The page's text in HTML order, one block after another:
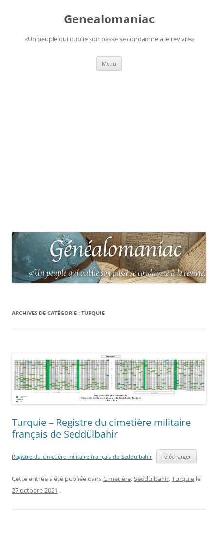
Genealomaniac
«Un peuple qui oublie son passé se condamne à le revivre»
Menu
ARCHIVES DE CATÉGORIE : TURQUIE
Turquie – Registre du cimetière militaire
français de Seddülbahir
Registre-du-cimetière-militaire-français-de-Seddülbahir Télécharger
Cette entrée a été publiée dansCimetière,Seddülbahir,Turquie le
27 octobre 2021 .